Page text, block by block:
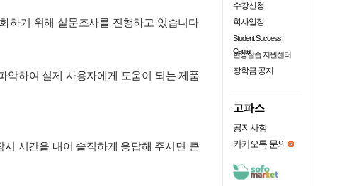
하기 위해 설문조사를 진행하고 있습니다
악하여 실제 사용자에게 도움이 되는 제품
시간을 내어 솔직하게 응답해 주시면 큰
수강신청
학사일정
Student Success
Center
현장실습 지원센터
장학금 공지
고파스
공지사항
카카오톡 문의